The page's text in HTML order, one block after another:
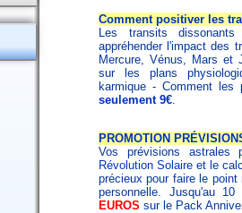
Comment positiver les
Les transits
appréhender l'impact des
Mercure, Vénus, Mars et
sur les plans
karmique - Comment les
seulement 9€.
PROMOTION
Vos prévisions astrales
Révolution Solaire et le
précieux pour faire le
personnelle. Jusqu'au
EUROS sur le Pack